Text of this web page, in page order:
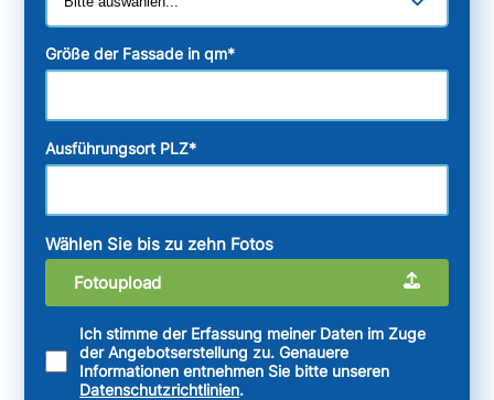
Größe der Fassade in qm*
Ausführungsort PLZ*
Wählen Sie bis zu zehn Fotos
Fotoupload
Ich stimme der Erfassung meiner Daten im Zuge
der Angebotserstellung zu. Genauere
Informationen entnehmen Sie bitte unseren
Datenschutzrichtlinien.